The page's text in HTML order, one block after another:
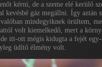
kérni, de a szeme elé kerülő
kevésbé gáz megállni. Így aztán
mindegyiknek örültem,
volt kiemelkedő, mert a
itt-ott mégis kidugta a fejét egy-
üdítő élmény volt.